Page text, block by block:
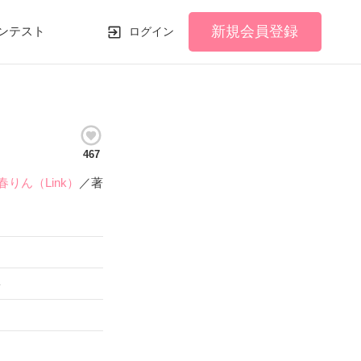
テスト ログイン 新規会員登録
467
りん（Link） ／著